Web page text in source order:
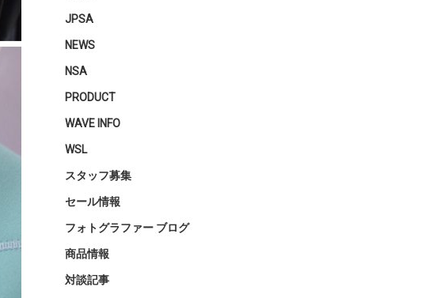
JPSA
NEWS
NSA
PRODUCT
WAVE INFO
WSL
スタッフ募集
セール情報
フォトグラファー ブログ
商品情報
対談記事